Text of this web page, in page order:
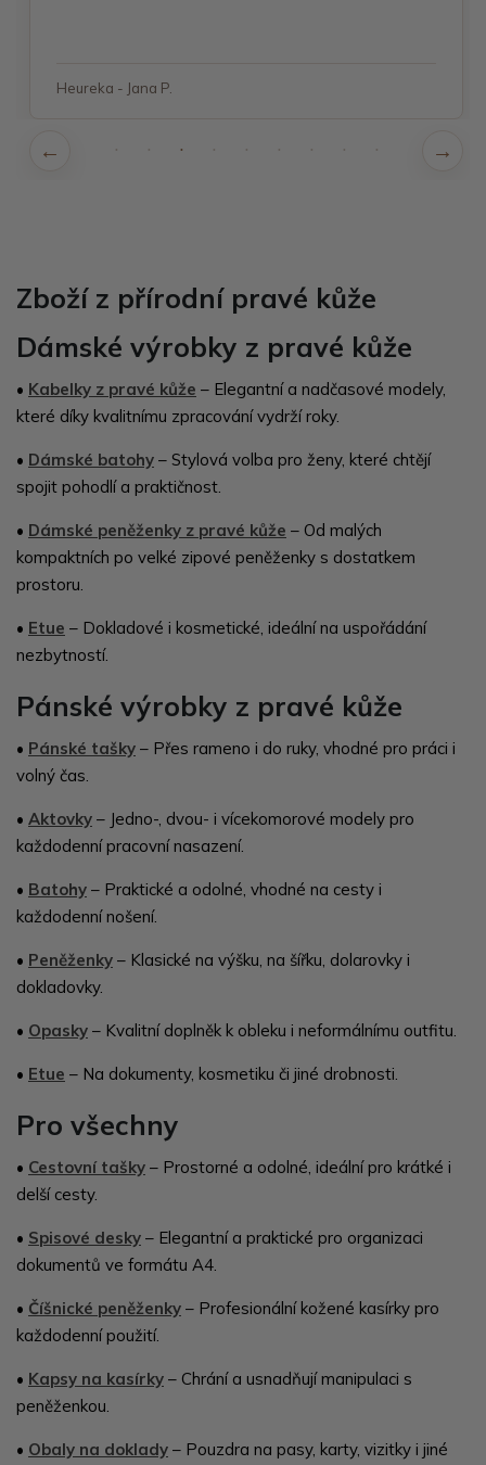
Heureka - Jana P.
Zboží z přírodní pravé kůže
Dámské výrobky z pravé kůže
• Kabelky z pravé kůže – Elegantní a nadčasové modely,
které díky kvalitnímu zpracování vydrží roky.
• Dámské batohy – Stylová volba pro ženy, které chtějí
spojit pohodlí a praktičnost.
• Dámské peněženky z pravé kůže – Od malých
kompaktních po velké zipové peněženky s dostatkem
prostoru.
• Etue – Dokladové i kosmetické, ideální na uspořádání
nezbytností.
Pánské výrobky z pravé kůže
• Pánské tašky – Přes rameno i do ruky, vhodné pro práci i
volný čas.
• Aktovky – Jedno-, dvou- i vícekomorové modely pro
každodenní pracovní nasazení.
• Batohy – Praktické a odolné, vhodné na cesty i
každodenní nošení.
• Peněženky – Klasické na výšku, na šířku, dolarovky i
dokladovky.
• Opasky – Kvalitní doplněk k obleku i neformálnímu outfitu.
• Etue – Na dokumenty, kosmetiku či jiné drobnosti.
Pro všechny
• Cestovní tašky – Prostorné a odolné, ideální pro krátké i
delší cesty.
• Spisové desky – Elegantní a praktické pro organizaci
dokumentů ve formátu A4.
• Číšnické peněženky – Profesionální kožené kasírky pro
každodenní použití.
• Kapsy na kasírky – Chrání a usnadňují manipulaci s
peněženkou.
• Obaly na doklady – Pouzdra na pasy, karty, vizitky i jiné